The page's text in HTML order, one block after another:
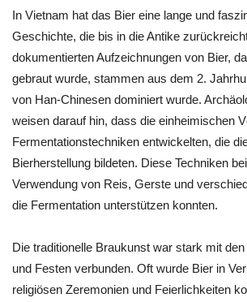
In Vietnam hat das Bier eine lange und
Geschichte, die bis in die Antike
dokumentierten Aufzeichnungen von Bier,
gebraut wurde, stammen aus dem 2.
von Han-Chinesen dominiert wurde.
weisen darauf hin, dass die einheimischen
Fermentationstechniken entwickelten, die
Bierherstellung bildeten. Diese Techniken
Verwendung von Reis, Gerste und
die Fermentation unterstützen konnten.
Die traditionelle Braukunst war stark mit
und Festen verbunden. Oft wurde Bier in
religiösen Zeremonien und Feierlichkeiten